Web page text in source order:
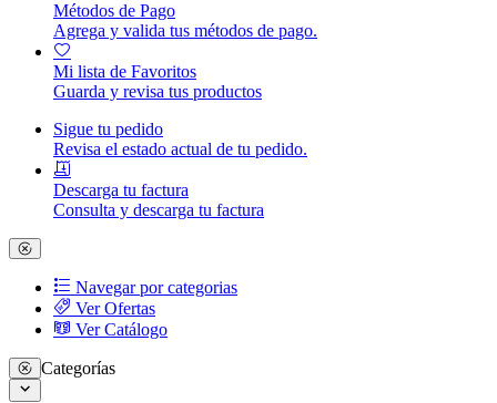
Métodos de Pago
Agrega y valida tus métodos de pago.
Mi lista de Favoritos
Guarda y revisa tus productos
Sigue tu pedido
Revisa el estado actual de tu pedido.
Descarga tu factura
Consulta y descarga tu factura
Navegar por categorias
Ver Ofertas
Ver Catálogo
Categorías